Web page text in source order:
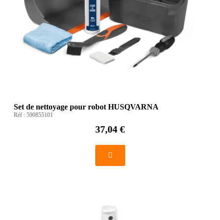
Set de nettoyage pour robot HUSQVARNA
Réf : 590855101
37,04 €